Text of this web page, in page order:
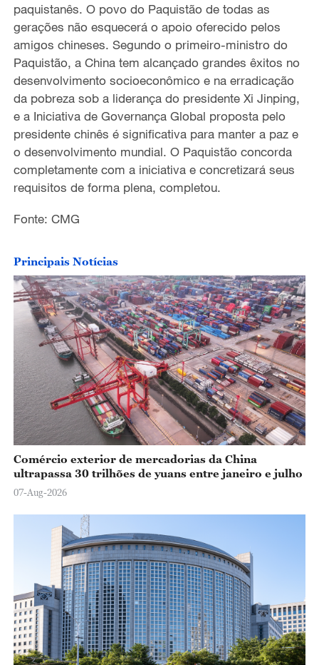
paquistanês. O povo do Paquistão de todas as
gerações não esquecerá o apoio oferecido pelos
amigos chineses. Segundo o primeiro-ministro do
Paquistão, a China tem alcançado grandes êxitos no
desenvolvimento socioeconômico e na erradicação
da pobreza sob a liderança do presidente Xi Jinping,
e a Iniciativa de Governança Global proposta pelo
presidente chinês é significativa para manter a paz e
o desenvolvimento mundial. O Paquistão concorda
completamente com a iniciativa e concretizará seus
requisitos de forma plena, completou.
Fonte: CMG
Principais Notícias
Comércio exterior de mercadorias da China
ultrapassa 30 trilhões de yuans entre janeiro e julho
07-Aug-2026